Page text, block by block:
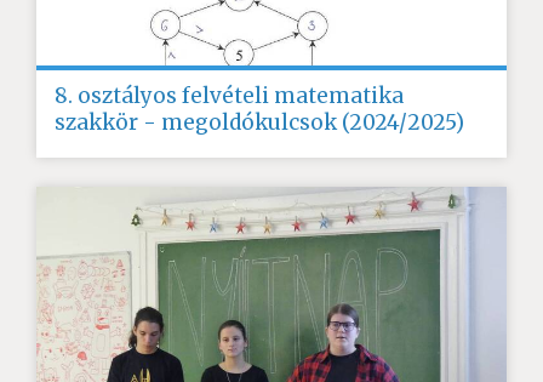
8. osztályos felvételi matematika
szakkör - megoldókulcsok (2024/2025)